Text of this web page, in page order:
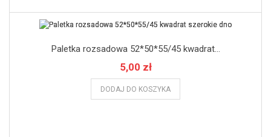
Paletka rozsadowa 52*50*55/45 kwadrat...
5,00 zł
DODAJ DO KOSZYKA